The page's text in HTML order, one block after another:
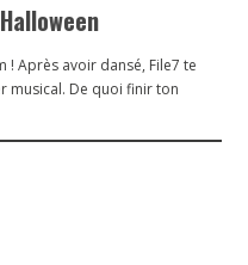
! Après avoir dansé, File7 te
musical. De quoi finir ton